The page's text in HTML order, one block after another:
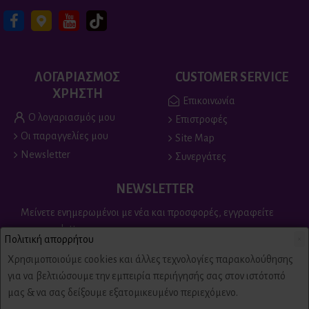
ΛΟΓΑΡΙΑΣΜΟΣ
ΧΡΗΣΤΗ
Ο λογαριασμός μου
Οι παραγγελίες μου
Newsletter
CUSTOMER SERVICE
Επικοινωνία
Επιστροφές
Site Map
Συνεργάτες
NEWSLETTER
Μείνετε ενημερωμένοι με νέα και προσφορές, εγγραφείτε
στο newsletter
Send
Πολιτική απορρήτου & όροι χρήσης
Πολιτική απορρήτου
Χρησιμοποιούμε cookies και άλλες τεχνολογίες παρακολούθησης
για να βελτιώσουμε την εμπειρία περιήγησής σας στον ιστότοπό
μας & να σας δείξουμε εξατομικευμένο περιεχόμενο.